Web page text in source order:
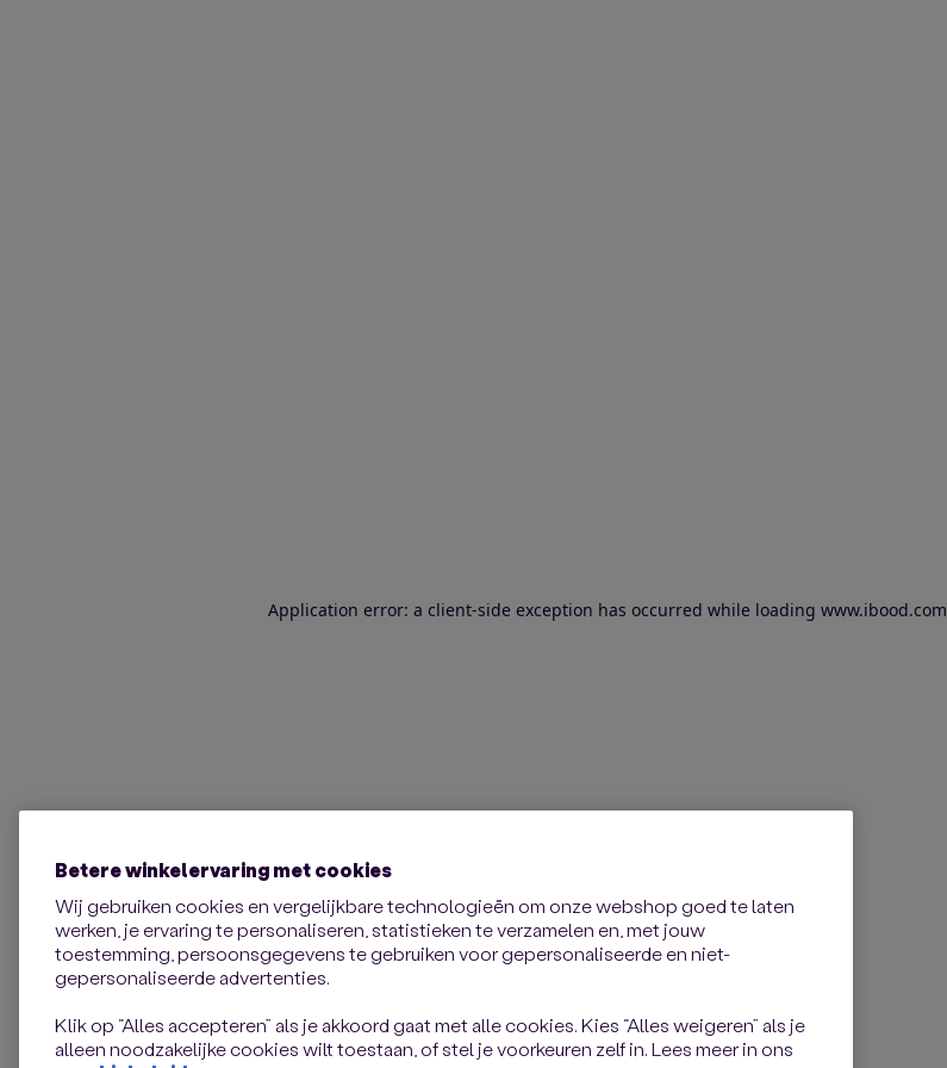
Application error: a client-side exception has occurred while loading www.ibood.com
Betere winkelervaring met cookies
Wij gebruiken cookies en vergelijkbare technologieën om onze webshop goed te laten
werken, je ervaring te personaliseren, statistieken te verzamelen en, met jouw
toestemming, persoonsgegevens te gebruiken voor gepersonaliseerde en niet-
gepersonaliseerde advertenties.
Klik op “Alles accepteren” als je akkoord gaat met alle cookies. Kies “Alles weigeren” als je
alleen noodzakelijke cookies wilt toestaan, of stel je voorkeuren zelf in. Lees meer in ons